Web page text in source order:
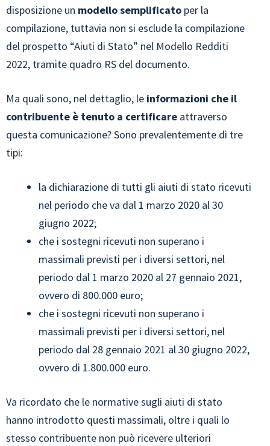
disposizione un modello semplificato per la
compilazione, tuttavia non si esclude la compilazione
del prospetto “Aiuti di Stato” nel Modello Redditi
2022, tramite quadro RS del documento.
Ma quali sono, nel dettaglio, le informazioni che il
contribuente è tenuto a certificare attraverso
questa comunicazione? Sono prevalentemente di tre
tipi:
la dichiarazione di tutti gli aiuti di stato ricevuti
nel periodo che va dal 1 marzo 2020 al 30
giugno 2022;
che i sostegni ricevuti non superano i
massimali previsti per i diversi settori, nel
periodo dal 1 marzo 2020 al 27 gennaio 2021,
ovvero di 800.000 euro;
che i sostegni ricevuti non superano i
massimali previsti per i diversi settori, nel
periodo dal 28 gennaio 2021 al 30 giugno 2022,
ovvero di 1.800.000 euro.
Va ricordato che le normative sugli aiuti di stato
hanno introdotto questi massimali, oltre i quali lo
stesso contribuente non può ricevere ulteriori